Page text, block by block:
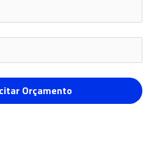
Orçamento